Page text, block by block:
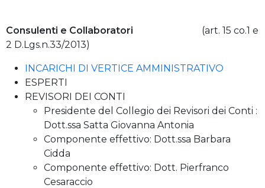
Consulenti e Collaboratori (art. 15 co.1 e
2 D.Lgs.n.33/2013)
INCARICHI DI VERTICE AMMINISTRATIVO
ESPERTI
REVISORI DEI CONTI
Presidente del Collegio dei Revisori dei Conti :
Dott.ssa Satta Giovanna Antonia
Componente effettivo: Dott.ssa Barbara
Cidda
Componente effettivo: Dott. Pierfranco
Cesaraccio